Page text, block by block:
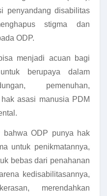
penyandang disabilitas
stigma dan
ODP.
menjadi acuan bagi
berupaya dalam
pemenuhan,
asasi manusia PDM
bahwa ODP punya hak
untuk penikmatannya,
bebas dari penahanan
kedisabilitasannya,
merendahkan